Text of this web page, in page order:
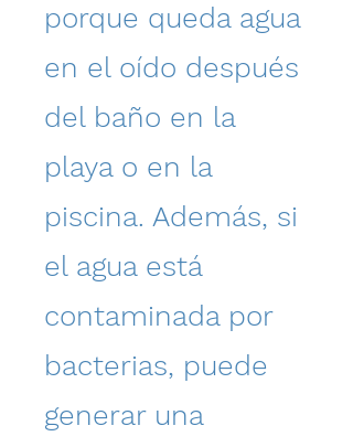
porque queda agua
en el oído después
del baño en la
playa o en la
piscina. Además, si
el agua está
contaminada por
bacterias, puede
generar una